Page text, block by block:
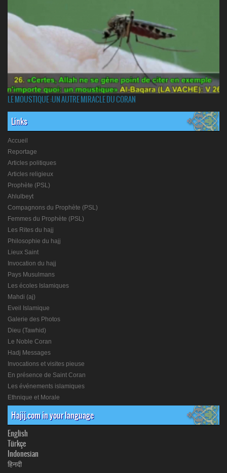
LE MOUSTIQUE :UN AUTRE MIRACLE DU CORAN
Links
Accueil
Reportage
Articles politiques
Articles religieux
Prophète (PSL)
Ahlulbeyt
Compagnons du Prophète (PSL)
Femmes du Prophète (PSL)
Les Rites du hajj
Philosophie du hajj
Lieux Saint
Invocation du hajj
Pays Musulmans
Les écoles Islamiques
Mahdi (aj)
Eveil Islamique
Galerie des Photos
Dieu (Tawhid)
Le Noble Coran
Hadj Messages
Invocations et visites pieuse
En présence de Saint Coran
Les événements islamiques
Ethnique et Morale
Hajij.com in your language
English
Türkçe
Indonesian
हिनदी